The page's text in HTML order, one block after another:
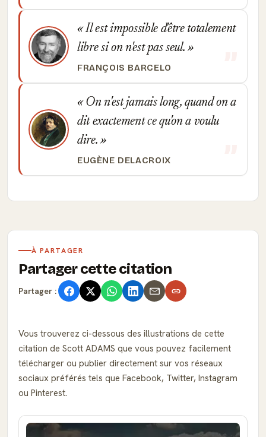
Il est impossible d'être totalement
libre si on n'est pas seul.
FRANÇOIS BARCELO
On n'est jamais long, quand on a
dit exactement ce qu'on a voulu
dire.
EUGÈNE DELACROIX
À PARTAGER
Partager cette citation
Partager :
Vous trouverez ci-dessous des illustrations de cette
citation de Scott ADAMS que vous pouvez facilement
télécharger ou publier directement sur vos réseaux
sociaux préférés tels que Facebook, Twitter, Instagram
ou Pinterest.